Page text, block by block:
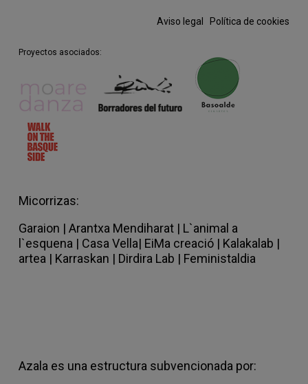
Aviso legal Política de cookies
Proyectos asociados:
Micorrizas:
Garaion | Arantxa Mendiharat | L`animal a
l`esquena | Casa Vella| EiMa creació | Kalakalab |
artea | Karraskan | Dirdira Lab | Feministaldia
Azala es una estructura subvencionada por: